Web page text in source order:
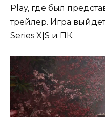
Play, где был
трейлер. Игра
Series X|S и ПК.